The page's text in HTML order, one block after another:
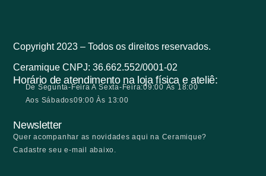
Copyright 2023 – Todos os direitos reservados.
Ceramique CNPJ: 36.662.552/0001-02
Horário de atendimento na loja física e ateliê:
De Segunta-Feira A Sexta-Feira:09:00 Às 18:00
Aos Sábados09:00 Às 13:00
Newsletter
Quer acompanhar as novidades aqui na Ceramique?
Cadastre seu e-mail abaixo.